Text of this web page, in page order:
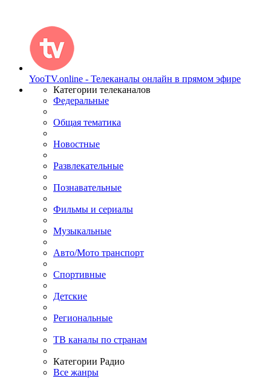
YooTV.online - Телеканалы онлайн в прямом эфире
Категории телеканалов
Федеральные
Общая тематика
Новостные
Развлекательные
Познавательные
Фильмы и сериалы
Музыкальные
Авто/Мото транспорт
Спортивные
Детские
Региональные
ТВ каналы по странам
Категории Радио
Все жанры